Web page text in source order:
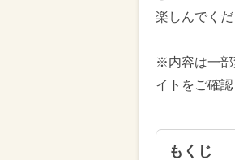
楽しんでくだ
※内容は一部
イトをご確
もくじ